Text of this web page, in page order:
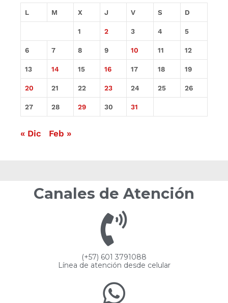
L M X J V S D
1 2 3 4 5
6 7 8 9 10 11 12
13 14 15 16 17 18 19
20 21 22 23 24 25 26
27 28 29 30 31
« Dic Feb »
Canales de Atención
(+57) 601 3791088
Línea de atención desde celular